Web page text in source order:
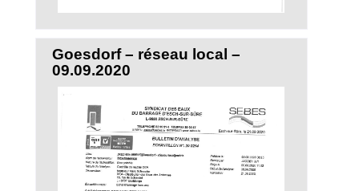
Goesdorf – réseau local –
09.09.2020